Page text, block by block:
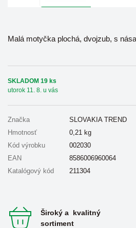
Malá motyčka plochá, dvojzub, s
SKLADOM 19 ks
utorok 11. 8. u vás
Značka
SLOVAKIA TREND
Hmotnosť
0,21 kg
Kód výrobku
002030
EAN
8586006960064
Katalógový kód
211304
Široký a kvalitný
sortiment